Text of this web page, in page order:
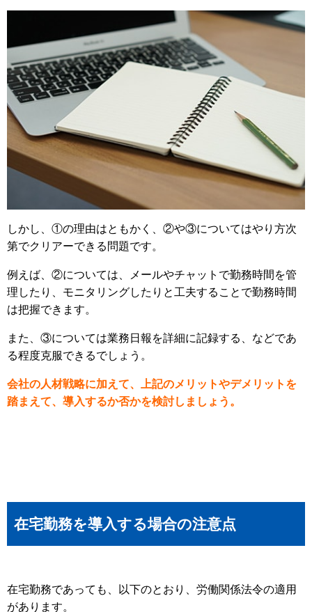
しかし、①の理由はともかく、②や③についてはやり方次
第でクリアーできる問題です。
例えば、②については、メールやチャットで勤務時間を管
理したり、モニタリングしたりと工夫することで勤務時間
は把握できます。
また、③については業務日報を詳細に記録する、などであ
る程度克服できるでしょう。
会社の人材戦略に加えて、上記のメリットやデメリットを
踏まえて、導入するか否かを検討しましょう。
在宅勤務を導入する場合の注意点
在宅勤務であっても、以下のとおり、労働関係法令の適用
があります。